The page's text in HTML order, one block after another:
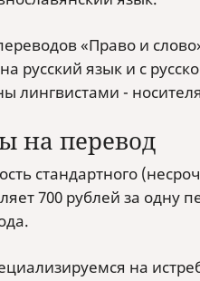
«Право и
русский язык и с
лингвистами -
на перевод
стандартного
700 рублей за одну
на